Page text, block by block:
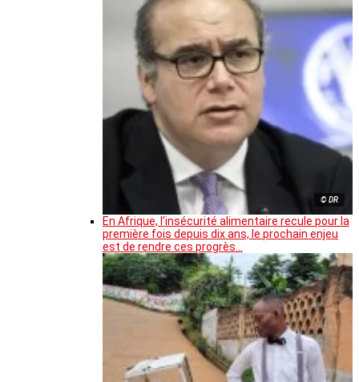
© DR
En Afrique, l’insécurité alimentaire recule pour la
première fois depuis dix ans, le prochain enjeu
est de rendre ces progrès…